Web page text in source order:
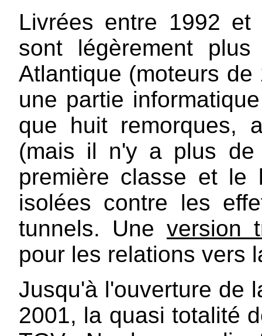
Livrées entre 1992
sont légèrement
Atlantique (moteurs
une partie
que huit remorques,
(mais il n'y a plus de
première classe et
isolées contre les
tunnels. Une version
pour les relations vers
Jusqu'à l'ouverture de
2001, la quasi totalité